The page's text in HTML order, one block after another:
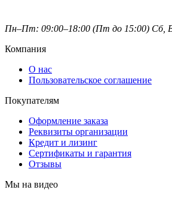
Пн–Пт: 09:00–18:00 (Пт до 15:00) Сб,
Компания
О нас
Пользовательское соглашение
Покупателям
Оформление заказа
Реквизиты организации
Кредит и лизинг
Сертификаты и гарантия
Отзывы
Мы на видео